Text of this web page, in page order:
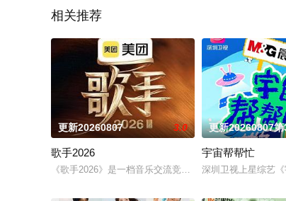
相关推荐
更新20260807 3.0
歌手2026
《歌手2026》是一档音乐交流竞技节目。节目集结全球
更新20260807第
宇宙帮帮忙
深圳卫视上星综艺